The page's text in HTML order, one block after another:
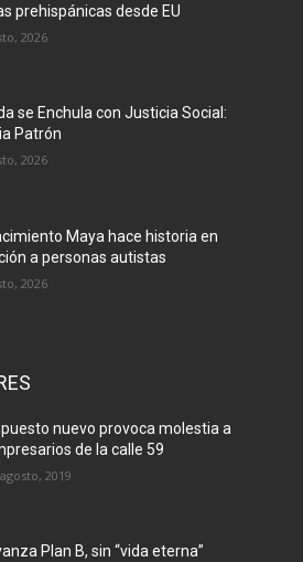
prehispánicas desde EU
2026
se Enchula con Justicia Social:
Patrón
2026
Maya hace historia en
a personas autistas
2026
nuevo provoca molestia a
de la calle 59
2019
Plan B, sin “vida eterna”